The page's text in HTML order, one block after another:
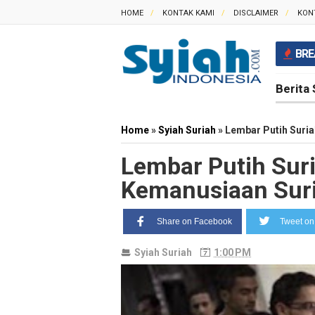
HOME KONTAK KAMI DISCLAIMER
Berita
Home»Syiah Suriah » Lembar Putih
Lembar Putih
Kemanusiaan
Share on Facebook Tweet
Syiah Suriah 1:00 PM